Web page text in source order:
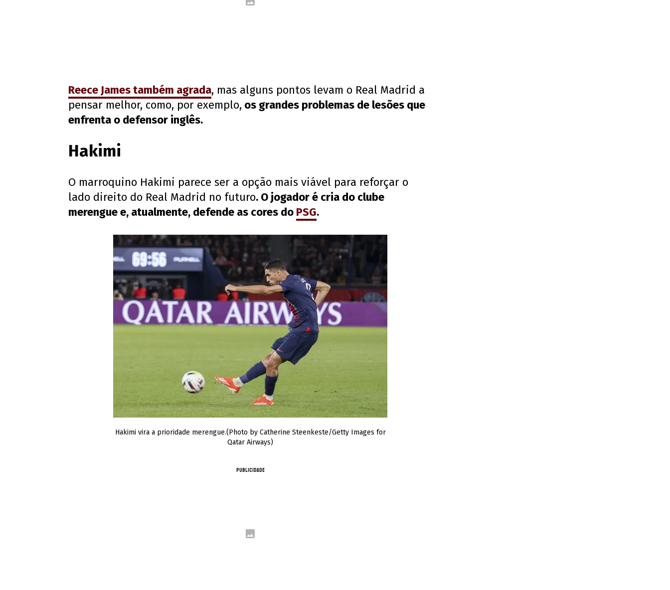
Reece James também agrada, mas alguns pontos levam o Real Madrid a
pensar melhor, como, por exemplo, os grandes problemas de lesões que
enfrenta o defensor inglês.
Hakimi
O marroquino Hakimi parece ser a opção mais viável para reforçar o
lado direito do Real Madrid no futuro. O jogador é cria do clube
merengue e, atualmente, defende as cores do PSG.
Hakimi vira a prioridade merengue.(Photo by Catherine Steenkeste/Getty Images for
Qatar Airways)
PUBLICIDADE